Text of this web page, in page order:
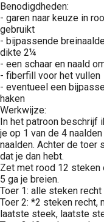
Benodigdheden:
- garen naar keuze in
gebruikt
- bijpassende
dikte 2¼
- een schaar en naald
- fiberfill voor het vullen
- eventueel een
haken
Werkwijze:
In het patroon
je op 1 van de 4
naalden. Achter de toer
dat je dan hebt.
Zet met rood 12 steken
5 ga je breien.
Toer 1: alle steken recht
Toer 2: *2 steken recht,
laatste steek, laatste